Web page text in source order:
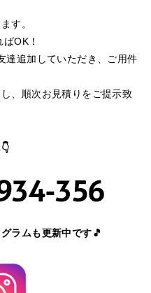
す。
OK！
達追加していただき、ご用件
、順次お見積りをご提示致
ラムも更新中です🎵